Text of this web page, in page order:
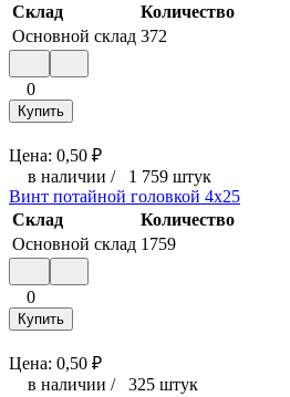
Склад
Количество
Основной склад 372
0
Купить
Цена: 0,50 ₽
в наличии / 1 759 штук
Винт потайной головкой 4x25
Склад
Количество
Основной склад 1759
0
Купить
Цена: 0,50 ₽
в наличии / 325 штук